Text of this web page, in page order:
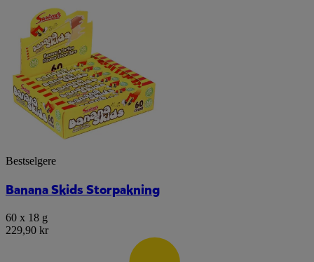
Bestselgere
Banana Skids Storpakning
60 x 18 g
229,90 kr